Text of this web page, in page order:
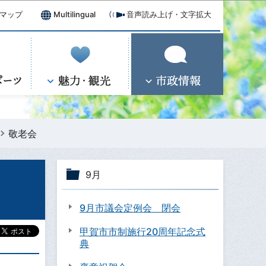
ップ Multilingual 音声読み上げ・文字拡大
敬老会
9月
9月市議会定例会 閉会
甲賀市市制施行20周年記念式
典